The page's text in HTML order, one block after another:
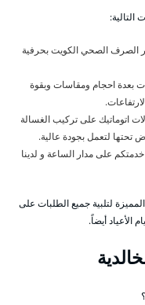
الصرف الصحي الكويت بحرفية
احجام ومقاسات وبقوة
على تركيب الغسالة
تحتها لتعمل بجودة عالية.
على مدار الساعة و لدينا
لتلبية جميع الطلبات على